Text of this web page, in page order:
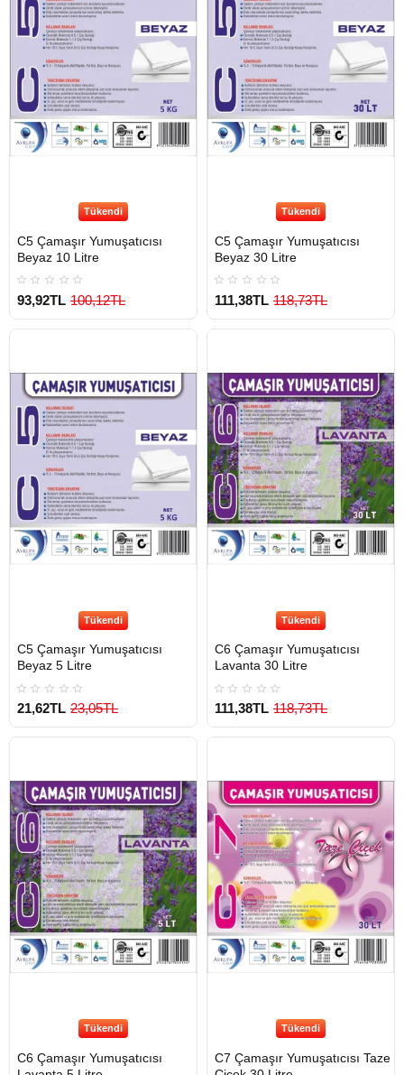
Tükendi
C5 Çamaşır Yumuşatıcısı
Beyaz 10 Litre
93,92TL 100,12TL
Tükendi
C5 Çamaşır Yumuşatıcısı
Beyaz 30 Litre
111,38TL 118,73TL
Tükendi
C5 Çamaşır Yumuşatıcısı
Beyaz 5 Litre
21,62TL 23,05TL
Tükendi
C6 Çamaşır Yumuşatıcısı
Lavanta 30 Litre
111,38TL 118,73TL
Tükendi
C6 Çamaşır Yumuşatıcısı
Tükendi
C7 Çamaşır Yumuşatıcısı Taze